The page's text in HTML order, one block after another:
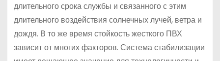
длительного срока службы и связанного с этим
длительного воздействия солнечных лучей, ветра и
дождя. В то же время стойкость жесткого ПВХ
зависит от многих факторов. Система стабилизации